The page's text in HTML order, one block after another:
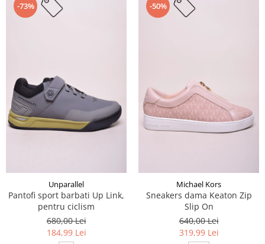
-73%
Unparallel
Pantofi sport barbati Up Link,
pentru ciclism
680,00 Lei
184,99 Lei
-50%
Michael Kors
Sneakers dama Keaton Zip
Slip On
640,00 Lei
319,99 Lei